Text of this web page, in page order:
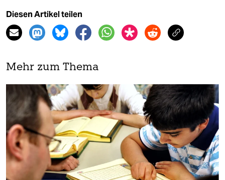
Diesen Artikel teilen
Mehr zum Thema